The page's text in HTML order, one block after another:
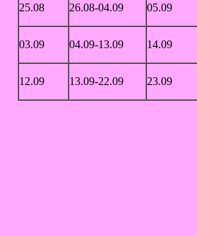
25.08 26.08-04.09 05.09
03.09 04.09-13.09 14.09
12.09 13.09-22.09 23.09